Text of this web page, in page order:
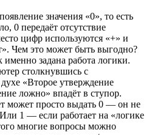
значения «0», то есть
0 передаёт отсутствие
цифр используются «+» и
Чем это может быть выгодно?
задана работа логики.
столкнувшись с
«Второе утверждение
ложно» впадёт в ступор.
может просто выдать 0 — он не
1 — если работает на «логике
многие вопросы можно